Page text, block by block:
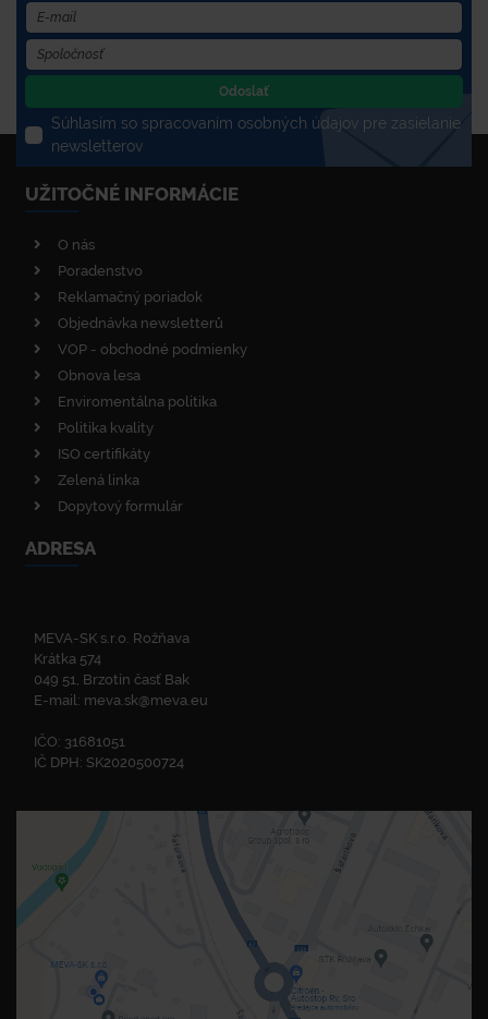
Odoslať
Súhlasím so spracovaním osobných údajov pre zasielanie
newsletterov
UŽITOČNÉ INFORMÁCIE
O nás
Poradenstvo
Reklamačný poriadok
Objednávka newsletterů
VOP - obchodné podmienky
Obnova lesa
Enviromentálna politika
Politika kvality
ISO certifikáty
Zelená linka
Dopytový formulár
ADRESA
MEVA-SK s.r.o. Rožňava
Krátka 574
049 51, Brzotín časť Bak
E-mail: meva.sk@meva.eu
IČO: 31681051
IČ DPH: SK2020500724